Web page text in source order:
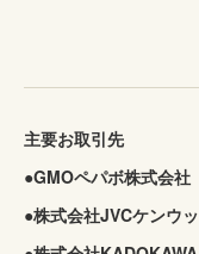
主要お取引先
●GMOペパボ株式会社
●株式会社JVCケンウ